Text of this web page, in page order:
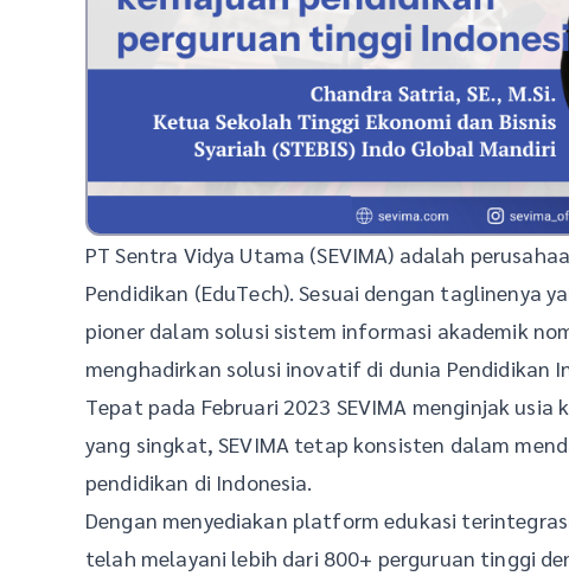
PT Sentra Vidya Utama (SEVIMA) adalah
Pendidikan (EduTech). Sesuai dengan taglinenya
pioner dalam solusi sistem informasi akademik
menghadirkan solusi inovatif di dunia Pendidikan
Tepat pada Februari 2023 SEVIMA menginjak
yang singkat, SEVIMA tetap konsisten dalam
pendidikan di Indonesia.
Dengan menyediakan platform edukasi
telah melayani lebih dari 800+ perguruan tinggi